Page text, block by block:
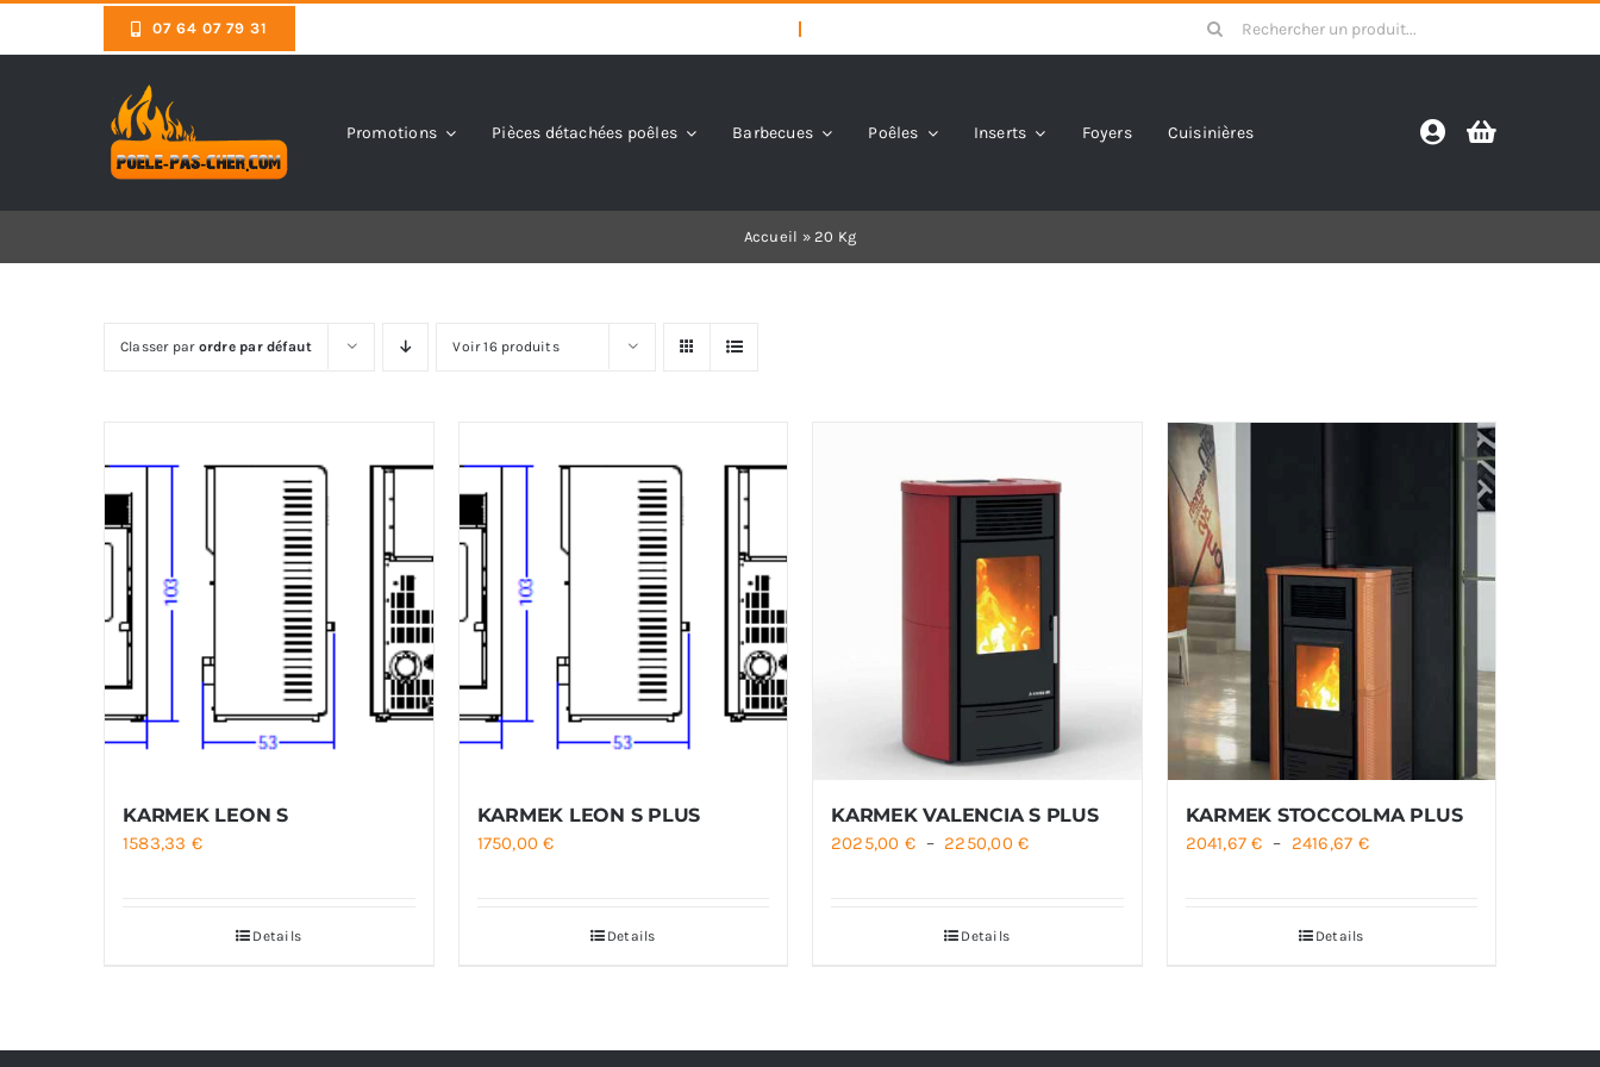
07 64 07 79 31
Search
for:
Promotions Pièces détachées poêles Barbecues Poêles Inserts Foyers Cuisinières
Accueil »20 Kg
Classer par ordre par défaut Voir 16 produits
KARMEK LEON S
1583,33 €
Details
KARMEK LEON S PLUS
1750,00€
Details
KARMEK VALENCIA S PLUS
2025,00 € – 2250,00€Plage
Details
KARMEK STOCCOLMA PLUS
2041,67€ – 2416,67 €Plage
Details